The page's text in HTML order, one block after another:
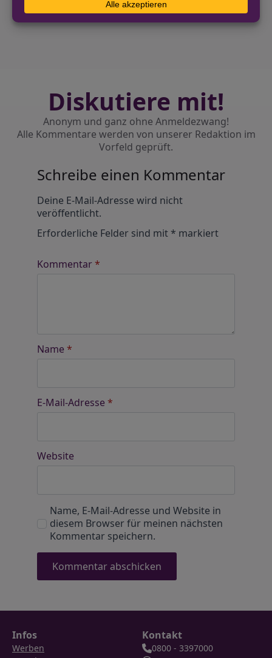
Zeugen zu Raub in Paderborn-Schloß
Neuhaus gesucht
Diskutiere mit!
Anonym und ganz ohne Anmeldezwang!
Alle Kommentare werden von unserer Redaktion im
Vorfeld geprüft.
Schreibe einen Kommentar
Deine E-Mail-Adresse wird nicht
veröffentlicht.
Erforderliche Felder sind mit* markiert
Kommentar*
Name *
E-Mail-Adresse *
Website
Name, E-Mail-Adresse und Website in
diesem Browser für meinen nächsten
Kommentar speichern.
Infos
Werben
Kontakt
0800 - 3397000